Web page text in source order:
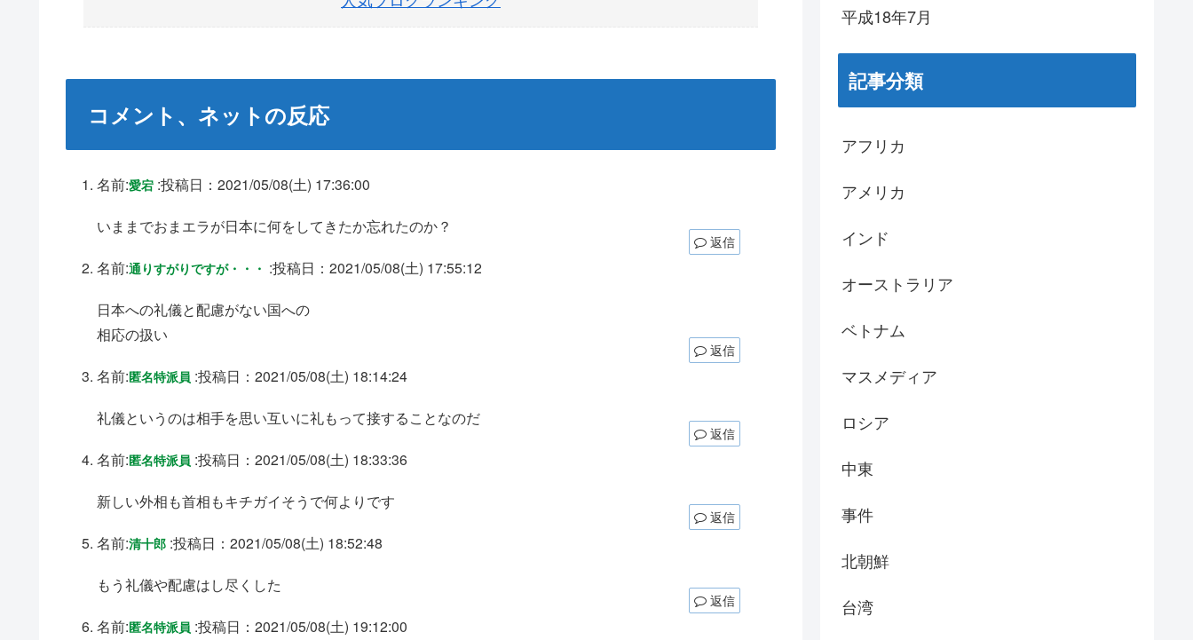
コメント、ネットの反応
名前:愛宕:投稿日：2021/05/08(土) 17:36:00
いままでおまエラが日本に何をしてきたか忘れたのか？
返信
名前:通りすがりですが・・・ :投稿日：2021/05/08(土) 17:55:12
日本への礼儀と配慮がない国への
相応の扱い
返信
名前:匿名特派員 :投稿日：2021/05/08(土) 18:14:24
礼儀というのは相手を思い互いに礼もって接することなのだ
返信
名前:匿名特派員 :投稿日：2021/05/08(土) 18:33:36
新しい外相も首相もキチガイそうで何よりです
返信
名前:清十郎:投稿日：2021/05/08(土) 18:52:48
もう礼儀や配慮はし尽くした
返信
名前:匿名特派員 :投稿日：2021/05/08(土) 19:12:00
平成18年7月
記事分類
アフリカ
アメリカ
インド
オーストラリア
ベトナム
マスメディア
ロシア
中東
事件
北朝鮮
台湾